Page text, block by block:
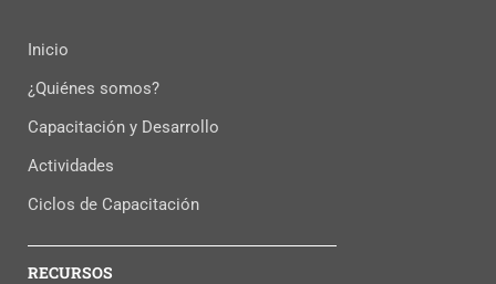
Inicio
¿Quiénes somos?
Capacitación y Desarrollo
Actividades
Ciclos de Capacitación
RECURSOS